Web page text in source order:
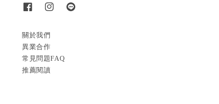
關於我們
異業合作
常見問題FAQ
推薦閱讀